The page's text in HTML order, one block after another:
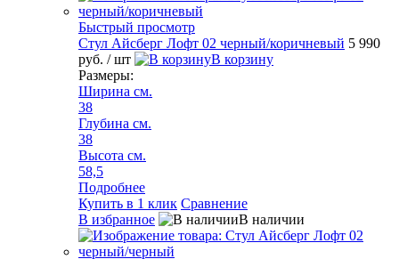
Быстрый просмотр
Стул Айсберг Лофт 02 черный/коричневый 5 990
руб. / шт
В корзину
Размеры:
Ширина см.
38
Глубина см.
38
Высота см.
58,5
Подробнее
Купить в 1 клик Сравнение
В избранное
В наличии